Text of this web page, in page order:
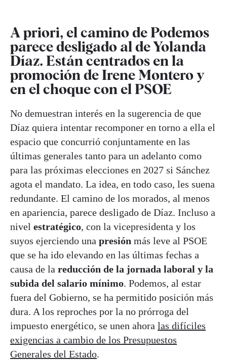
A priori, el camino de Podemos
parece desligado al de Yolanda
Díaz. Están centrados en la
promoción de Irene Montero y
en el choque con el PSOE
No demuestran interés en la sugerencia de que
Díaz quiera intentar recomponer en torno a ella el
espacio que concurrió conjuntamente en las
últimas generales tanto para un adelanto como
para las próximas elecciones en 2027 si Sánchez
agota el mandato. La idea, en todo caso, les suena
redundante. El camino de los morados, al menos
en apariencia, parece desligado de Díaz. Incluso a
nivel estratégico, con la vicepresidenta y los
suyos ejerciendo una presión más leve al PSOE
que se ha ido elevando en las últimas fechas a
causa de la reducción de la jornada laboral y la
subida del salario mínimo. Podemos, al estar
fuera del Gobierno, se ha permitido posición más
dura. A los reproches por la no prórroga del
impuesto energético, se unen ahora las difíciles
exigencias a cambio de los Presupuestos
Generales del Estado.